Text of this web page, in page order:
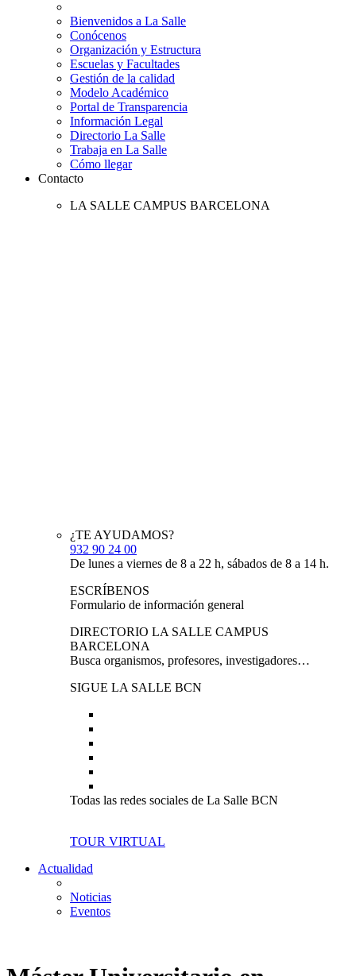
Bienvenidos a La Salle
Conócenos
Organización y Estructura
Escuelas y Facultades
Gestión de la calidad
Modelo Académico
Portal de Transparencia
Información Legal
Directorio La Salle
Trabaja en La Salle
Cómo llegar
Contacto
LA SALLE CAMPUS BARCELONA
¿TE AYUDAMOS?
932 90 24 00
De lunes a viernes de 8 a 22 h, sábados de 8 a 14 h.
ESCRÍBENOS
Formulario de información general
DIRECTORIO LA SALLE CAMPUS
BARCELONA
Busca organismos, profesores, investigadores…
SIGUE LA SALLE BCN
Todas las redes sociales de La Salle BCN
TOUR VIRTUAL
Actualidad
Noticias
Eventos